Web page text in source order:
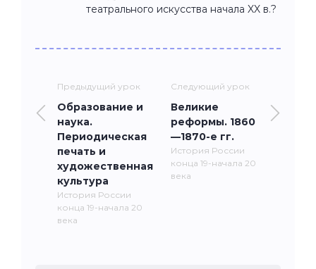
театрального искусства начала XX в.?
Предыдущий урок
Образование и
наука.
Периодическая
печать и
художественная
культура
История России
конца 19-начала 20
века
Следующий урок
Великие
реформы. 1860
—1870-е гг.
История России
конца 19-начала 20
века